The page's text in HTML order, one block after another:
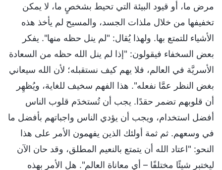
مرض ما، أو قيود البيئة التي تحيط بشخصٍ ما، لا يمكن
تخفيفها من خلال ملذات الجسد، والمسيح لم يأخذ هذه
الأشياء للتمتع بها. ولهذا يُقال: "لم ينل حظه منها". يفكر
بعض السخفاء فيقولون: "إذا لم ينل الله حظه من السعادة
الأسريَّة في العالم، فلا يهم كيف نستقبله؛ لأن الله سيعاني
بغض النظر عمَّا نفعله". هذا الفهم سخيف للغاية، ويُظهِر
أن قلوبهم تضمر حقدًا. يجب أن تُستخدَم قلوب الناس
أفضل استخدام، ويجب أن يؤدي الناس واجباتهم بأفضل ما
في وسعهم. ثم ثمة أولئك الذين يفهمون الأمر على هذا
النحو: "اعتاد الله أن يتمتع بالنعيم المطلق، وقد حان الآن
ليختبر شيئًا مختلفًا – أي معاناة العالم". هل الأمر بهذه